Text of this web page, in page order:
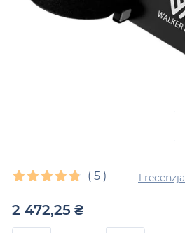
( 5 ) 1 recenzja
2 472,25 ₴